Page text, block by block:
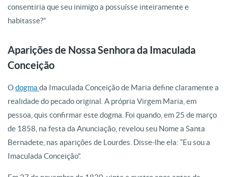
consentiria que seu inimigo a possuísse inteiramente e
habitasse?”
Aparições de Nossa Senhora da Imaculada
Conceição
Odogma da Imaculada Conceição de Maria define claramente a
realidade do pecado original. A própria Virgem Maria, em
pessoa, quis confirmar este dogma. Foi quando, em 25 de março
de 1858, na festa da Anunciação, revelou seu Nome a Santa
Bernadete, nas aparições de Lourdes. Disse-lhe ela: “Eu sou a
Imaculada Conceição”.